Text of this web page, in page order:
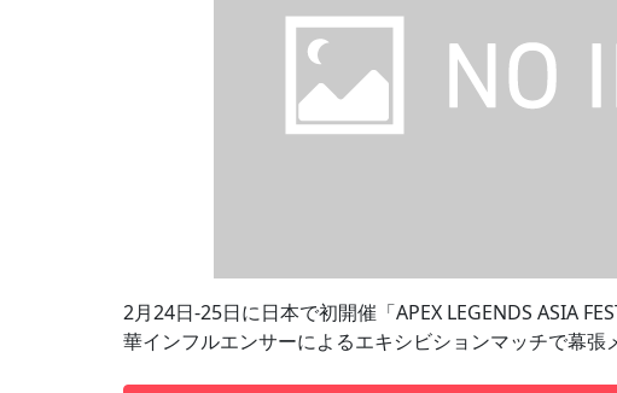
2月24日-25日に日本で初開催「APEX LEGENDS ASIA
華インフルエンサーによるエキシビションマッチで幕張